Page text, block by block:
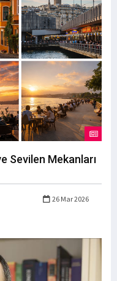
Sevilen Mekanları
26 Mar 2026